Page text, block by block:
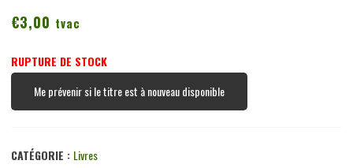
€3,00 tvac
RUPTURE DE STOCK
Me prévenir si le titre est à nouveau disponible
CATÉGORIE : Livres